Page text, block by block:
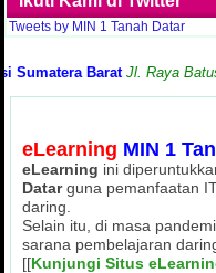
Tweets by MIN 1 Tanah Datar
Barat Jl. Raya
eLearning MIN 1
eLearning ini
Datarguna pemanfaatan
daring.
Selain itu, di masa
sarana pembelajaran
[[Kunjungi Situs